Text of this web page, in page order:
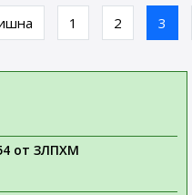
1 2 3
от ЗЛПХМ